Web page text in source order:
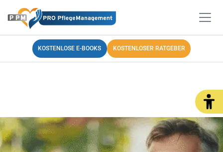
KOSTENLOSE E-BOOKS KOSTENLOSER RATGEBER